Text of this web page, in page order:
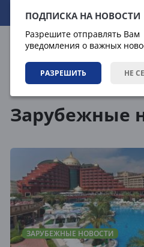
ПОДПИСКА НА НОВОСТИ
Разрешите отправлять Вам
уведомления о важных
РАЗРЕШИТЬ НЕ
07.08.2026 21:26:34
Зарубежные
ЗАРУБЕЖНЫЕ НОВОСТИ